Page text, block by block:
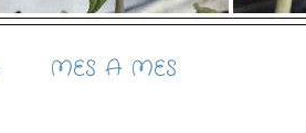
MES A MES